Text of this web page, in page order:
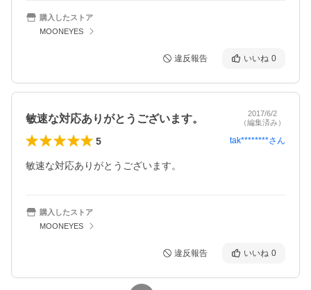
購入したストア
MOONEYES
違反報告 いいね 0
敏速な対応ありがとうございます。
2017/6/2
（編集済み）
5 tak********さん
敏速な対応ありがとうございます。
購入したストア
MOONEYES
違反報告 いいね 0